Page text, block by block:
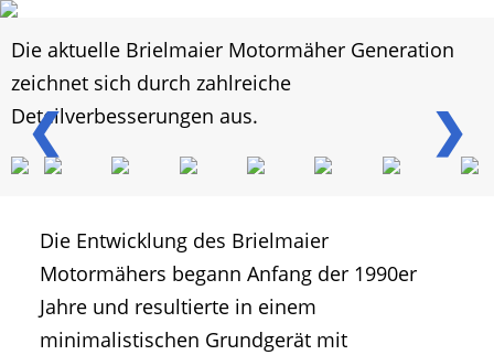
❮ ❯
Die aktuelle Brielmaier Motormäher Generation
zeichnet sich durch zahlreiche
Deteilverbesserungen aus.
Die Entwicklung des Brielmaier
Motormähers begann Anfang der 1990er
Jahre und resultierte in einem
minimalistischen Grundgerät mit